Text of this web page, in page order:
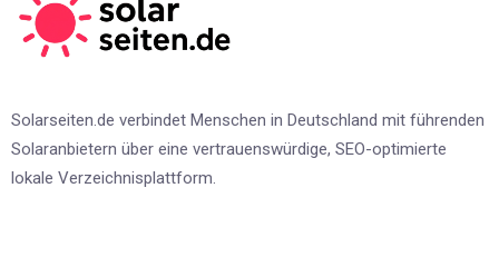
Solarseiten.de verbindet Menschen in Deutschland mit führenden
Solaranbietern über eine vertrauenswürdige, SEO-optimierte
lokale Verzeichnisplattform.